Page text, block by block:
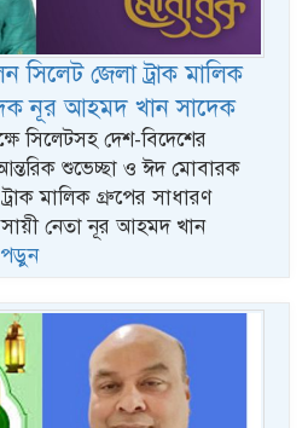
সিলেট জেলা ট্রাক মালিক
নূর আহমদ খান সাদেক
সিলেটসহ দেশ-বিদেশের
শুভেচ্ছা ও ঈদ মোবারক
মালিক গ্রুপের সাধারণ
নেতা নূর আহমদ খান
পড়ুন